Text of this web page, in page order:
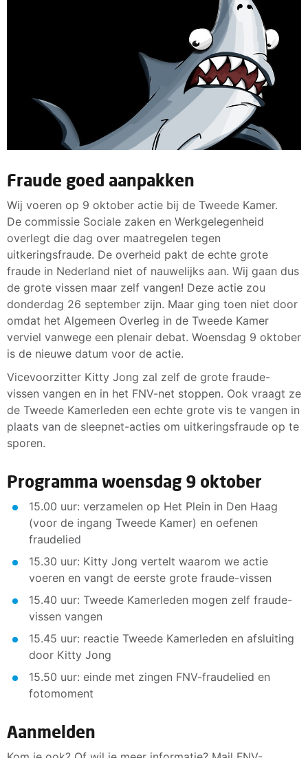
Fraude goed aanpakken
Wij voeren op 9 oktober actie bij de Tweede Kamer.
De commissie Sociale zaken en Werkgelegenheid
overlegt die dag over maatregelen tegen
uitkeringsfraude. De overheid pakt de echte grote
fraude in Nederland niet of nauwelijks aan. Wij gaan dus
de grote vissen maar zelf vangen! Deze actie zou
donderdag 26 september zijn. Maar ging toen niet door
omdat het Algemeen Overleg in de Tweede Kamer
verviel vanwege een plenair debat. Woensdag 9 oktober
is de nieuwe datum voor de actie.
Vicevoorzitter Kitty Jong zal zelf de grote fraude-
vissen vangen en in het FNV-net stoppen. Ook vraagt ze
de Tweede Kamerleden een echte grote vis te vangen in
plaats van de sleepnet-acties om uitkeringsfraude op te
sporen.
Programma woensdag 9 oktober
15.00 uur: verzamelen op Het Plein in Den Haag
(voor de ingang Tweede Kamer) en oefenen
fraudelied
15.30 uur: Kitty Jong vertelt waarom we actie
voeren en vangt de eerste grote fraude-vissen
15.40 uur: Tweede Kamerleden mogen zelf fraude-
vissen vangen
15.45 uur: reactie Tweede Kamerleden en afsluiting
door Kitty Jong
15.50 uur: einde met zingen FNV-fraudelied en
fotomoment
Aanmelden